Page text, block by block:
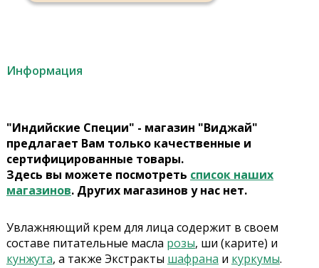
Информация
"Индийские Специи" - магазин "Виджай"
предлагает Вам только качественные и
сертифицированные товары.
Здесь вы можете посмотреть список наших
магазинов. Других магазинов у нас нет.
Увлажняющий крем для лица содержит в своем
составе питательные масла розы, ши (карите) и
кунжута, а также Экстракты шафрана и куркумы.